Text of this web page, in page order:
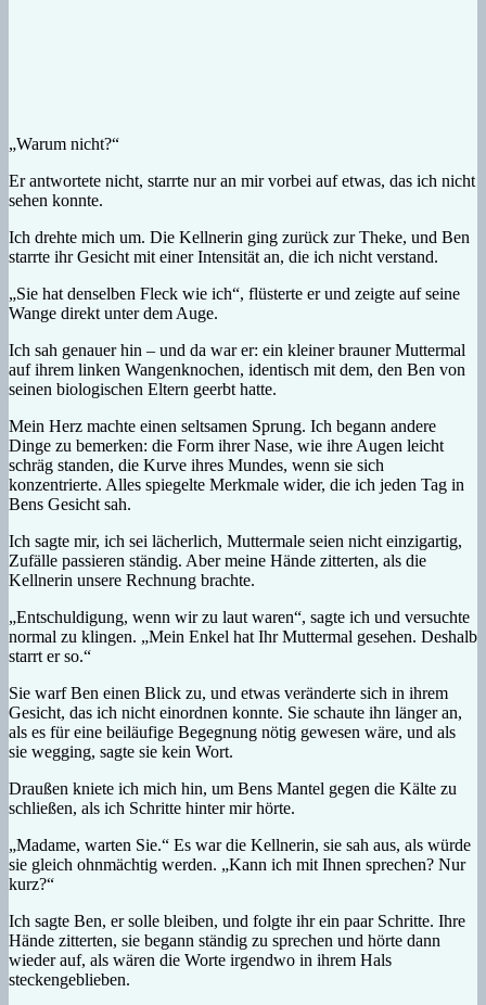
„Warum nicht?“
Er antwortete nicht, starrte nur an mir vorbei auf etwas, das ich nicht
sehen konnte.
Ich drehte mich um. Die Kellnerin ging zurück zur Theke, und Ben
starrte ihr Gesicht mit einer Intensität an, die ich nicht verstand.
„Sie hat denselben Fleck wie ich“, flüsterte er und zeigte auf seine
Wange direkt unter dem Auge.
Ich sah genauer hin – und da war er: ein kleiner brauner Muttermal
auf ihrem linken Wangenknochen, identisch mit dem, den Ben von
seinen biologischen Eltern geerbt hatte.
Mein Herz machte einen seltsamen Sprung. Ich begann andere
Dinge zu bemerken: die Form ihrer Nase, wie ihre Augen leicht
schräg standen, die Kurve ihres Mundes, wenn sie sich
konzentrierte. Alles spiegelte Merkmale wider, die ich jeden Tag in
Bens Gesicht sah.
Ich sagte mir, ich sei lächerlich, Muttermale seien nicht einzigartig,
Zufälle passieren ständig. Aber meine Hände zitterten, als die
Kellnerin unsere Rechnung brachte.
„Entschuldigung, wenn wir zu laut waren“, sagte ich und versuchte
normal zu klingen. „Mein Enkel hat Ihr Muttermal gesehen. Deshalb
starrt er so.“
Sie warf Ben einen Blick zu, und etwas veränderte sich in ihrem
Gesicht, das ich nicht einordnen konnte. Sie schaute ihn länger an,
als es für eine beiläufige Begegnung nötig gewesen wäre, und als
sie wegging, sagte sie kein Wort.
Draußen kniete ich mich hin, um Bens Mantel gegen die Kälte zu
schließen, als ich Schritte hinter mir hörte.
„Madame, warten Sie.“ Es war die Kellnerin, sie sah aus, als würde
sie gleich ohnmächtig werden. „Kann ich mit Ihnen sprechen? Nur
kurz?“
Ich sagte Ben, er solle bleiben, und folgte ihr ein paar Schritte. Ihre
Hände zitterten, sie begann ständig zu sprechen und hörte dann
wieder auf, als wären die Worte irgendwo in ihrem Hals
steckengeblieben.